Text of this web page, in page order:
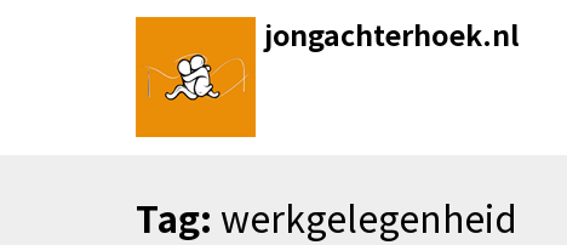
jongachterhoek.nl
Tag: werkgelegenheid